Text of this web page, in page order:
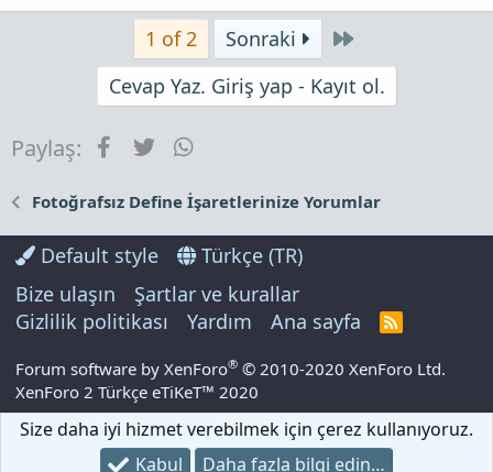
1 of 2 Sonraki
Son
Cevap Yaz. Giriş yap - Kayıt ol.
Paylaş: Facebook
Twitter
Fotoğrafsız Define İşaretlerinize Yorumlar
Default style
Türkçe (TR)
Bize ulaşın
Şartlar ve kurallar
Gizlilik politikası
Yardım Ana sayfa
R
S
Forum software by XenForo® © 2010-2020 XenForo Ltd.
XenForo 2 Türkçe eTiKeT™ 2020
Size daha iyi hizmet verebilmek için çerez kullanıyoruz.
Kabul
Daha fazla bilgi edin…